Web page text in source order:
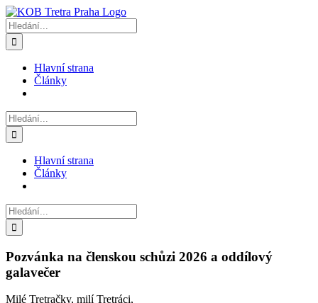
Přeskočit
na
obsah
Hledat:
Hlavní strana
Články
Hledat:
Hlavní strana
Články
Hledat:
Pozvánka na členskou schůzi 2026 a oddílový
galavečer
Milé Tretračky, milí Tretráci,